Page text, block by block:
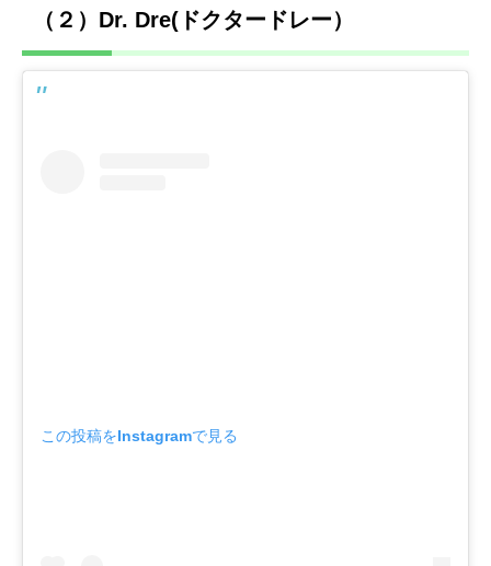
（２）Dr. Dre(ドクタードレー）
この投稿をInstagramで見る